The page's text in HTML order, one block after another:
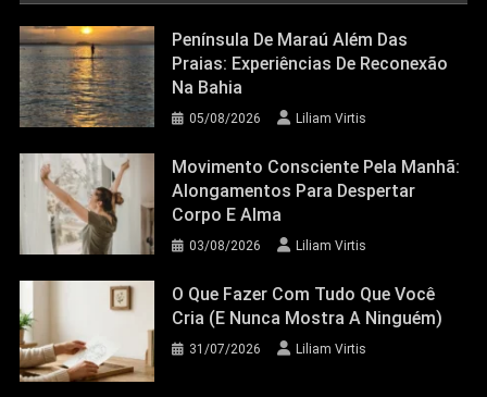
Península De Maraú Além Das
Praias: Experiências De Reconexão
Na Bahia
05/08/2026 Liliam Virtis
Movimento Consciente Pela Manhã:
Alongamentos Para Despertar
Corpo E Alma
03/08/2026 Liliam Virtis
O Que Fazer Com Tudo Que Você
Cria (e Nunca Mostra A Ninguém)
31/07/2026 Liliam Virtis